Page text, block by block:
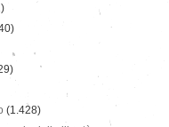
(1.428)